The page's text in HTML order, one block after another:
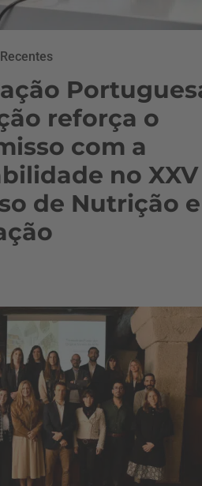
Recentes
reforça o
com a
no XXV
de Nutrição e